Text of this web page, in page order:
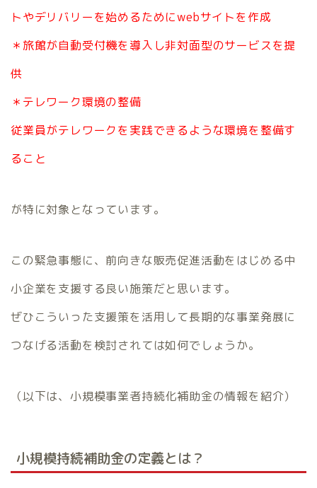
トやデリバリーを始めるためにwebサイトを作成
＊旅館が自動受付機を導入し非対面型のサービスを提
供
＊テレワーク環境の整備
従業員がテレワークを実践できるような環境を整備す
ること
が特に対象となっています。
この緊急事態に、前向きな販売促進活動をはじめる中
小企業を支援する良い施策だと思います。
ぜひこういった支援策を活用して長期的な事業発展に
つなげる活動を検討されては如何でしょうか。
（以下は、小規模事業者持続化補助金の情報を紹介）
小規模持続補助金の定義とは？